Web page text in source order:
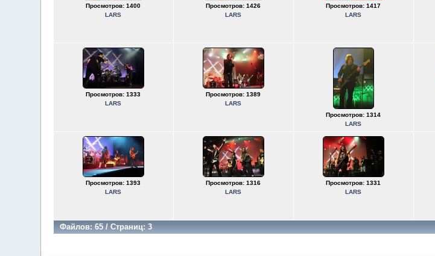
Просмотров: 1400
LARS
Просмотров: 1426
LARS
Просмотров: 1417
LARS
Просмотров: 1333
LARS
Просмотров: 1389
LARS
Просмотров: 1314
LARS
Просмотров: 1393
LARS
Просмотров: 1316
LARS
Просмотров: 1331
LARS
Файлов: 65 / Страниц: 3